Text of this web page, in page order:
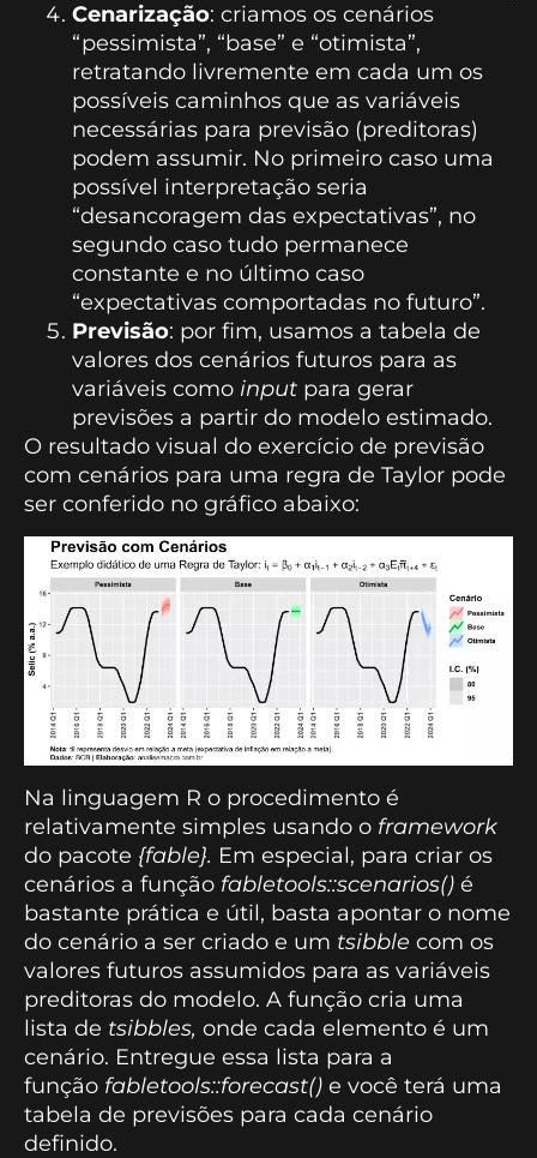
Cenarização: criamos os cenários
“pessimista”, “base” e “otimista”,
retratando livremente em cada um os
possíveis caminhos que as variáveis
necessárias para previsão (preditoras)
podem assumir. No primeiro caso uma
possível interpretação seria
“desancoragem das expectativas”, no
segundo caso tudo permanece
constante e no último caso
“expectativas comportadas no futuro”.
Previsão: por fim, usamos a tabela de
valores dos cenários futuros para as
variáveis como input para gerar
previsões a partir do modelo estimado.
O resultado visual do exercício de previsão
com cenários para uma regra de Taylor pode
ser conferido no gráfico abaixo:
Na linguagem R o procedimento é
relativamente simples usando o framework
do pacote {fable}. Em especial, para criar os
cenários a função fabletools::scenarios() é
bastante prática e útil, basta apontar o nome
do cenário a ser criado e um tsibble com os
valores futuros assumidos para as variáveis
preditoras do modelo. A função cria uma
lista de tsibbles, onde cada elemento é um
cenário. Entregue essa lista para a
função fabletools::forecast() e você terá uma
tabela de previsões para cada cenário
definido.